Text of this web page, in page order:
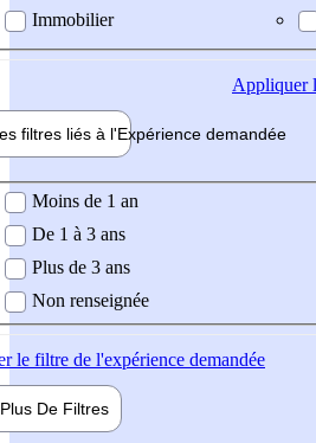
Immobilier
Appliquer
filtres liés à l'Expérience demandée
demandée
Moins de 1 an
De 1 à 3 ans
Plus de 3 ans
Non renseignée
le filtre de l'expérience demandée
Plus De Filtres